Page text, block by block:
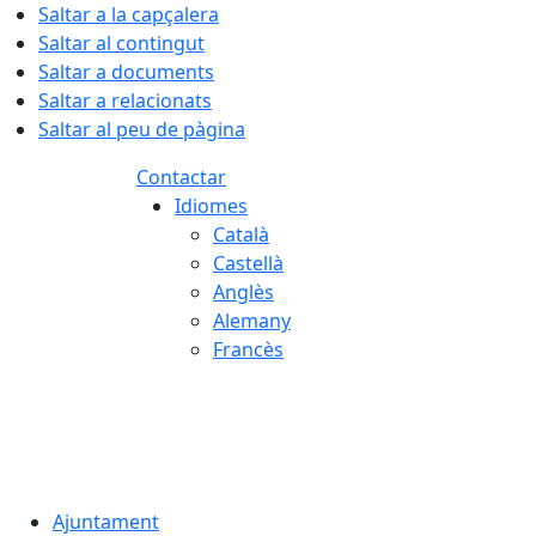
Saltar a la capçalera
Saltar al contingut
Saltar a documents
Saltar a relacionats
Saltar al peu de pàgina
Contactar
Idiomes
Català
Castellà
Anglès
Alemany
Francès
Ajuntament